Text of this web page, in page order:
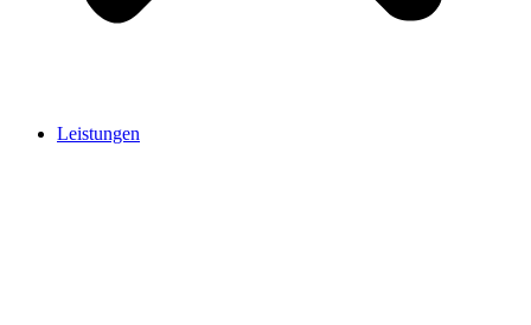
Leistungen